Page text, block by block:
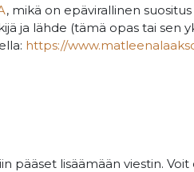
, mikä on epävirallinen
ja lähde (tämä opas tai sen
https://
pääset lisäämään viestin.